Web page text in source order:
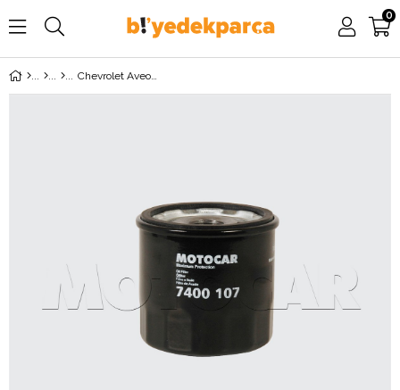
0
Chevrolet Aveo 1.2 16 Valf (2009-2011) Yağ Filtresi MOTOCAR